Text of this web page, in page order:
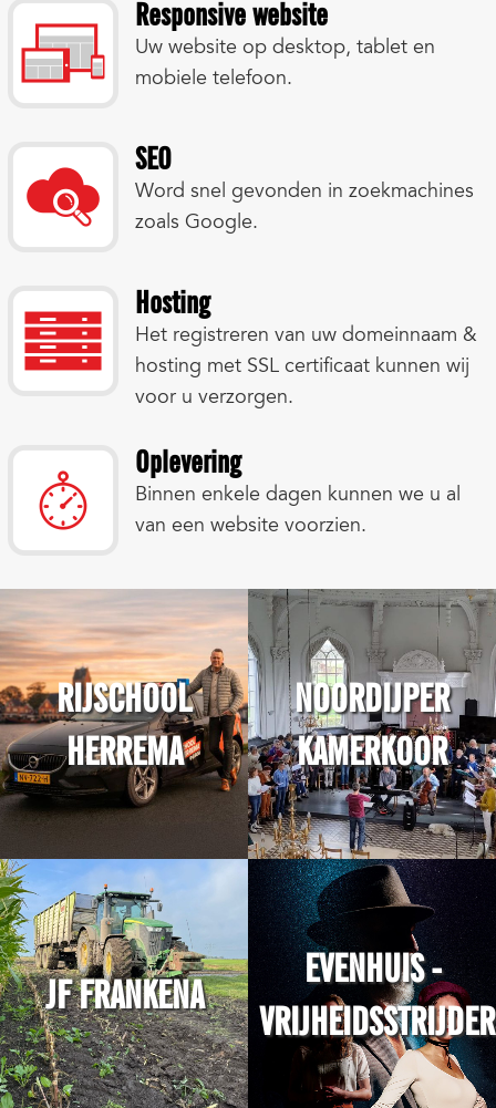
Responsive website
Uw website op desktop, tablet en
mobiele telefoon.
SEO
Word snel gevonden in zoekmachines
zoals Google.
Hosting
Het registreren van uw domeinnaam &
hosting met SSL certificaat kunnen wij
voor u verzorgen.
Oplevering
Binnen enkele dagen kunnen we u al
van een website voorzien.
RIJSCHOOL
HERREMA
NOORDIJPER
KAMERKOOR
JF FRANKENA
EVENHUIS -